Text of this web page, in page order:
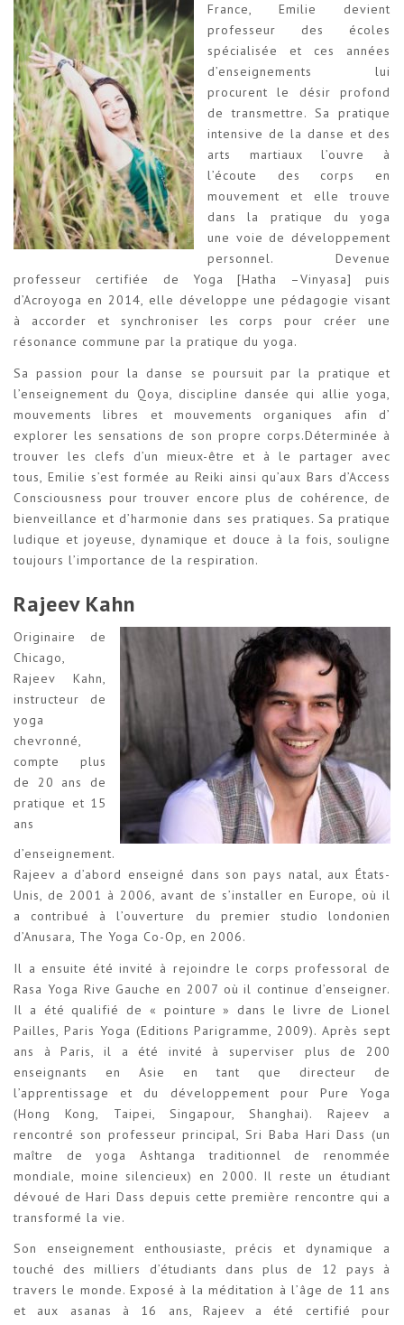
France, Emilie devient
professeur des écoles
spécialisée et ces années
d’enseignements lui
procurent le désir profond
de transmettre. Sa pratique
intensive de la danse et des
arts martiaux l’ouvre à
l’écoute des corps en
mouvement et elle trouve
dans la pratique du yoga
une voie de développement
personnel. Devenue
professeur certifiée de Yoga [Hatha –Vinyasa] puis
d’Acroyoga en 2014, elle développe une pédagogie visant
à accorder et synchroniser les corps pour créer une
résonance commune par la pratique du yoga.
Sa passion pour la danse se poursuit par la pratique et
l’enseignement du Qoya, discipline dansée qui allie yoga,
mouvements libres et mouvements organiques afin d’
explorer les sensations de son propre corps.Déterminée à
trouver les clefs d’un mieux-être et à le partager avec
tous, Emilie s’est formée au Reiki ainsi qu’aux Bars d’Access
Consciousness pour trouver encore plus de cohérence, de
bienveillance et d’harmonie dans ses pratiques. Sa pratique
ludique et joyeuse, dynamique et douce à la fois, souligne
toujours l’importance de la respiration.
Rajeev Kahn
Originaire de
Chicago,
Rajeev Kahn,
instructeur de
yoga
chevronné,
compte plus
de 20 ans de
pratique et 15
ans
d’enseignement.
Rajeev a d’abord enseigné dans son pays natal, aux États-
Unis, de 2001 à 2006, avant de s’installer en Europe, où il
a contribué à l’ouverture du premier studio londonien
d’Anusara, The Yoga Co-Op, en 2006.
Il a ensuite été invité à rejoindre le corps professoral de
Rasa Yoga Rive Gauche en 2007 où il continue d’enseigner.
Il a été qualifié de « pointure » dans le livre de Lionel
Pailles, Paris Yoga (Editions Parigramme, 2009). Après sept
ans à Paris, il a été invité à superviser plus de 200
enseignants en Asie en tant que directeur de
l’apprentissage et du développement pour Pure Yoga
(Hong Kong, Taipei, Singapour, Shanghai). Rajeev a
rencontré son professeur principal, Sri Baba Hari Dass (un
maître de yoga Ashtanga traditionnel de renommée
mondiale, moine silencieux) en 2000. Il reste un étudiant
dévoué de Hari Dass depuis cette première rencontre qui a
transformé la vie.
Son enseignement enthousiaste, précis et dynamique a
touché des milliers d’étudiants dans plus de 12 pays à
travers le monde. Exposé à la méditation à l’âge de 11 ans
et aux asanas à 16 ans, Rajeev a été certifié pour